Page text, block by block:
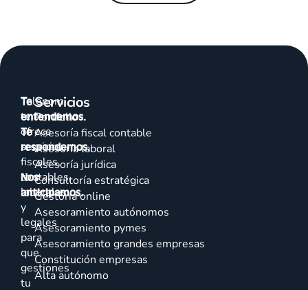
Talenom
te
ofrece
servicios
fiscales,
contables,
laborales
y
legales
para
que
gestiones
tu
Te
entendemos.
Te
respondemos.
Nos
anticipamos.
Servicios
Portfolio
Asesoría fiscal contable
Asesoría laboral
Asesoría jurídica
Consultoría estratégica
Gestoría online
Asesoramiento autónomos
Asesoramiento pymes
Asesoramiento grandes empresas
Constitución empresas
Alta autónomo